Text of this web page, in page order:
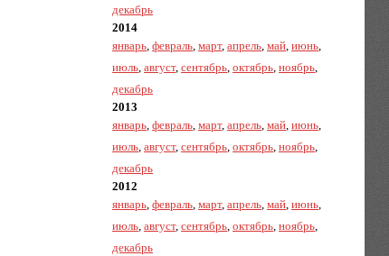
декабрь
2014
январь,февраль,март,апрель,май,июнь,
июль,август,сентябрь,октябрь,ноябрь,
декабрь
2013
январь,февраль,март,апрель,май,июнь,
июль,август,сентябрь,октябрь,ноябрь,
декабрь
2012
январь,февраль,март,апрель,май,июнь,
июль,август,сентябрь,октябрь,ноябрь,
декабрь